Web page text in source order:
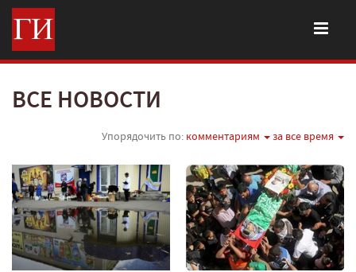
ВСЕ НОВОСТИ
Упорядочить по: комментариям за все время